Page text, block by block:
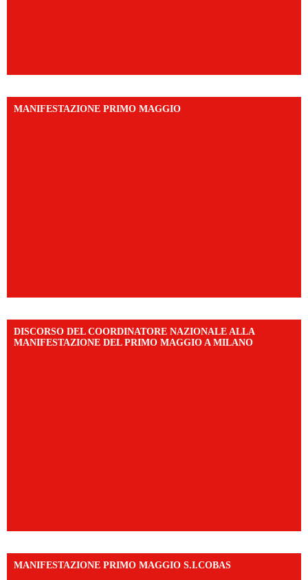
MANIFESTAZIONE PRIMO MAGGIO
DISCORSO DEL COORDINATORE NAZIONALE ALLA
MANIFESTAZIONE DEL PRIMO MAGGIO A MILANO
MANIFESTAZIONE PRIMO MAGGIO S.I.COBAS